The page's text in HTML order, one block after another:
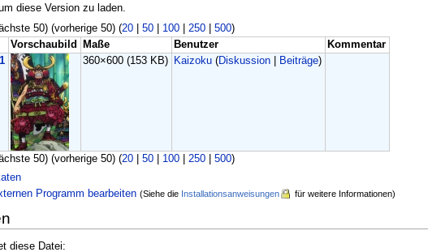
diese Version zu laden.
50) (vorherige 50) (20| 50| 100| 250| 500)
Vorschaubild Maße Benutzer
Kommentar
360×600(153 KB) Kaizoku (Diskussion Beiträge)
50) (vorherige 50) (20| 50| 100| 250| 500)
Programm bearbeiten (Siehe die Installationsanweisungen für weitere Informationen)
diese Datei: